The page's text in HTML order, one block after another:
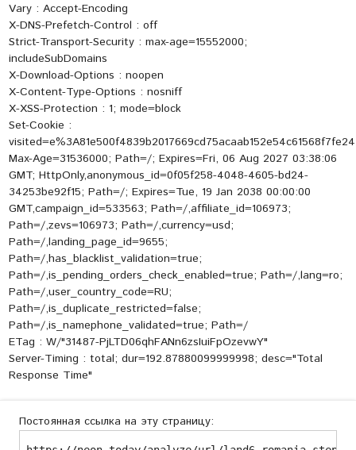
Vary : Accept-Encoding
X-DNS-Prefetch-Control : off
Strict-Transport-Security : max-age=15552000;
includeSubDomains
X-Download-Options : noopen
X-Content-Type-Options : nosniff
X-XSS-Protection : 1; mode=block
Set-Cookie :
Max-Age=31536000; Path=/; Expires=Fri, 06 Aug 2027 03:38:06
GMT; HttpOnly,anonymous_id=0f05f258-4048-4605-bd24-
34253be92f15; Path=/; Expires=Tue, 19 Jan 2038 00:00:00
GMT,campaign_id=533563; Path=/,affiliate_id=106973;
Path=/,zevs=106973; Path=/,currency=usd;
Path=/,landing_page_id=9655;
Path=/,has_blacklist_validation=true;
Path=/,is_pending_orders_check_enabled=true; Path=/,lang=ro;
Path=/,user_country_code=RU;
Path=/,is_duplicate_restricted=false;
Path=/,is_namephone_validated=true; Path=/
ETag : W/"31487-PjLTD06qhFANn6zsIuiFpOzevwY"
Server-Timing : total; dur=192.87880099999998; desc="Total
Response Time"
Постоянная ссылка на эту страницу: